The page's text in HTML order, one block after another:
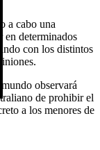
a cabo una
en determinados
con los distintos
observará
de prohibir el
a los menores de